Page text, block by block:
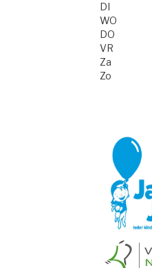
DI
WO
DO
VR
Za
Zo